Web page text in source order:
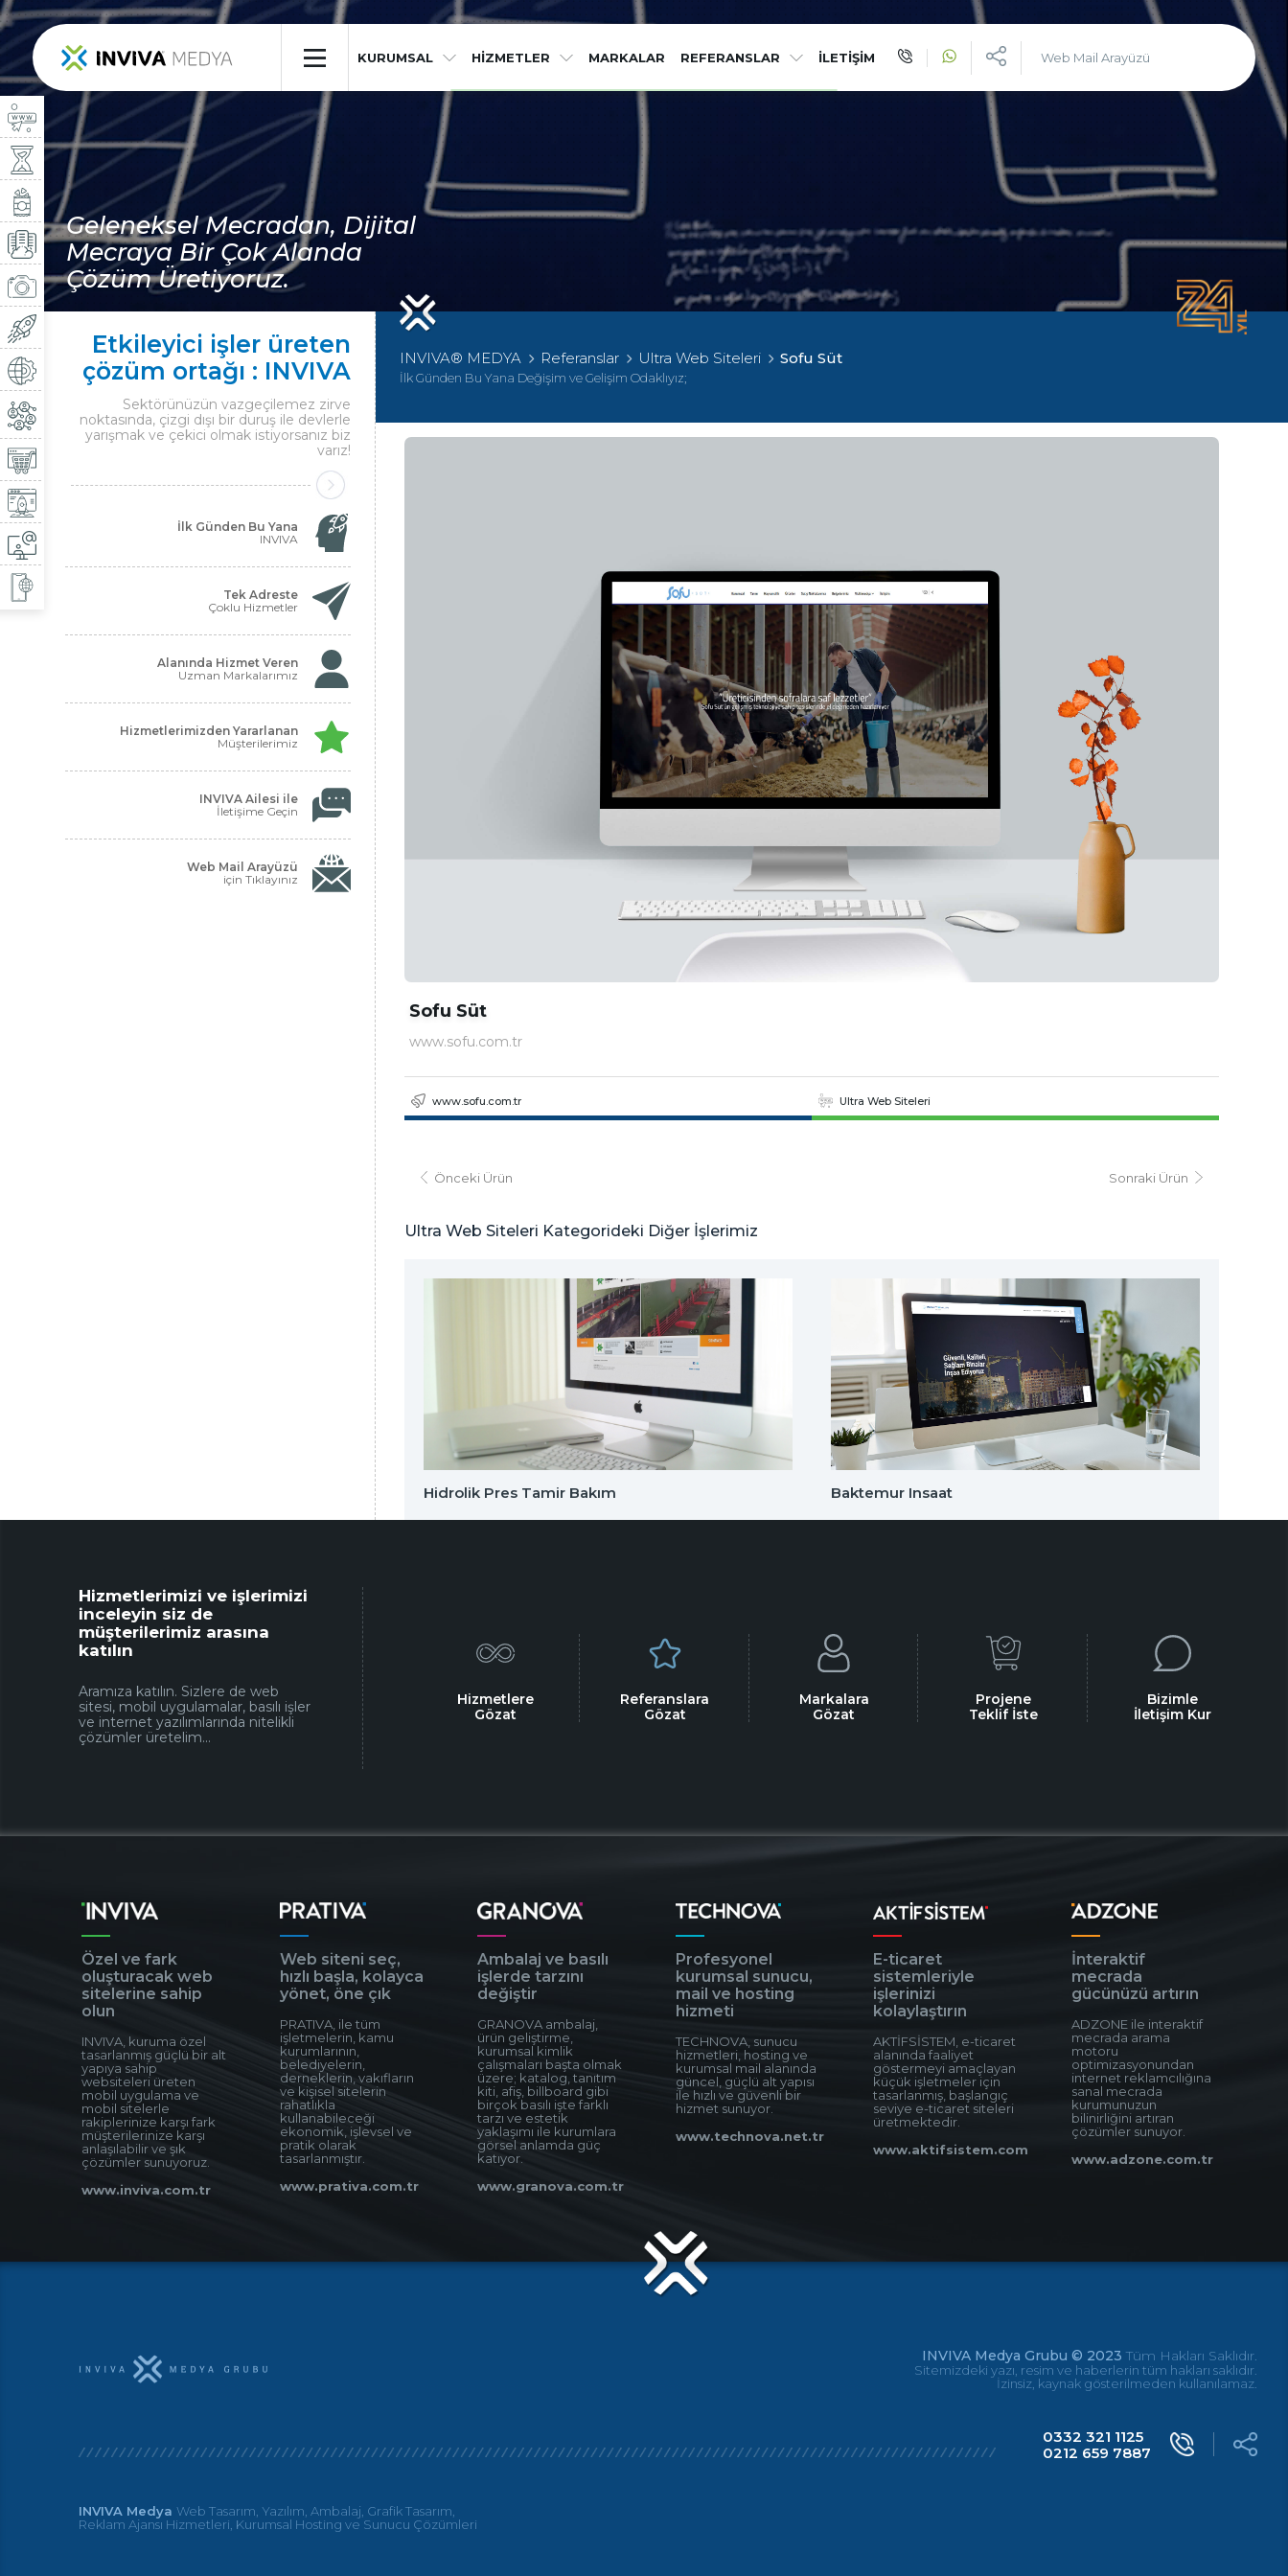
KURUMSAL HİZMETLER MARKALAR REFERANSLAR İLETİŞİM Web Mail Arayüzü
Geleneksel Mecradan, Dijital
Mecraya Bir Çok Alanda
Çözüm Üretiyoruz.
× Etkileyici işler üreten çözüm ortağı : INVIVA
Sektörünüzün vazgeçilemez zirve noktasında, çizgi dışı bir duruş ile devlerle yarışmak ve çekici olmak
INVIVA
Tek Adreste
Çoklu Hizmetler
Alanında Hizmet Veren
Uzman Markalarımız
Etkileyici işler üreten
çözüm ortağı : INVIVA
Sektörünüzün vazgeçilemez zirve
noktasında, çizgi dışı bir duruş ile devlerle
yarışmak ve çekici olmak istiyorsanız biz
varız!
İlk Günden Bu Yana
INVIVA
Tek Adreste
Çoklu Hizmetler
Alanında Hizmet Veren
Uzman Markalarımız
Hizmetlerimizden Yararlanan
Müşterilerimiz
INVIVA Ailesi ile
İletişime Geçin
Web Mail Arayüzü
için Tıklayınız
INVIVA® MEDYA Referanslar Ultra Web Siteleri Sofu Süt
İlk Günden Bu Yana Değişim ve Gelişim Odaklıyız;
Sofu Süt
www.sofu.com.tr
www.sofu.com.tr Ultra Web Siteleri
Önceki Ürün Sonraki Ürün
Ultra Web Siteleri Kategorideki Diğer İşlerimiz
Hidrolik Pres Tamir Bakım Baktemur Insaat
Hizmetlerimizi ve işlerimizi
inceleyin siz de
müşterilerimiz arasına
katılın
Aramıza katılın. Sizlere de web
sitesi, mobil uygulamalar, basılı işler
ve internet yazılımlarında nitelikli
çözümler üretelim...
Hizmetlere
Gözat
Referanslara
Gözat
Markalara
Gözat
Projene
Teklif İste
Bizimle
İletişim Kur
Özel ve fark
oluşturacak web
sitelerine sahip
olun
INVIVA, kuruma özel
tasarlanmış güçlü bir alt
yapıya sahip
websiteleri üreten
mobil uygulama ve
mobil sitelerle
rakiplerinize karşı fark
müşterilerinize karşı
anlaşılabilir ve şık
çözümler sunuyoruz.
www.inviva.com.tr
Web siteni seç,
hızlı başla, kolayca
yönet, öne çık
PRATIVA, ile tüm
işletmelerin, kamu
kurumlarının,
belediyelerin,
derneklerin, vakıfların
ve kişisel sitelerin
rahatlıkla
kullanabileceği
ekonomik, işlevsel ve
pratik olarak
tasarlanmıştır.
www.prativa.com.tr
Ambalaj ve basılı
işlerde tarzını
değiştir
GRANOVA ambalaj,
ürün geliştirme,
kurumsal kimlik
çalışmaları başta olmak
üzere; katalog, tanıtım
kiti, afiş, billboard gibi
birçok basılı işte farklı
tarzı ve estetik
yaklaşımı ile kurumlara
görsel anlamda güç
katıyor.
www.granova.com.tr
Profesyonel
kurumsal sunucu,
mail ve hosting
hizmeti
TECHNOVA, sunucu
hizmetleri, hosting ve
kurumsal mail alanında
güncel, güçlü alt yapısı
ile hızlı ve güvenli bir
hizmet sunuyor.
www.technova.net.tr
E-ticaret
sistemleriyle
işlerinizi
kolaylaştırın
AKTİFSİSTEM, e-ticaret
alanında faaliyet
göstermeyi amaçlayan
küçük işletmeler için
tasarlanmış, başlangıç
seviye e-ticaret siteleri
üretmektedir.
www.aktifsistem.com
İnteraktif
mecrada
gücünüzü artırın
ADZONE ile interaktif
mecrada arama
motoru
optimizasyonundan
internet reklamcılığına
sanal mecrada
kurumunuzun
bilinirliğini artıran
çözümler sunuyor.
www.adzone.com.tr
INVIVA Medya Grubu © 2023 Tüm Hakları Saklıdır.
Sitemizdeki yazı, resim ve haberlerin tüm hakları saklıdır.
İzinsiz, kaynak gösterilmeden kullanılamaz.
0332 321 1125
0212 659 7887
INVIVA MedyaWeb Tasarım, Yazılım, Ambalaj, Grafik Tasarım,
Reklam Ajansı Hizmetleri, Kurumsal Hosting ve Sunucu Çözümleri